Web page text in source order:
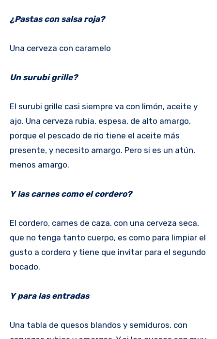
¿Pastas con salsa roja?
Una cerveza con caramelo
Un surubi grille?
El surubi grille casi siempre va con limón, aceite y
ajo. Una cerveza rubia, espesa, de alto amargo,
porque el pescado de rio tiene el aceite más
presente, y necesito amargo. Pero si es un atún,
menos amargo.
Y las carnes como el cordero?
El cordero, carnes de caza, con una cerveza seca,
que no tenga tanto cuerpo, es como para limpiar el
gusto a cordero y tiene que invitar para el segundo
bocado.
Y para las entradas
Una tabla de quesos blandos y semiduros, con